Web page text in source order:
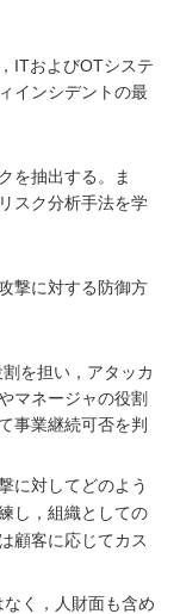
ITおよびOTシステ
インシデントの最
を抽出する。ま
スク分析手法を学
撃に対する防御方
を担い，アタッカ
マネージャの役割
事業継続可否を判
に対してどのよう
し，組織としての
顧客に応じてカス
く，人財面も含め